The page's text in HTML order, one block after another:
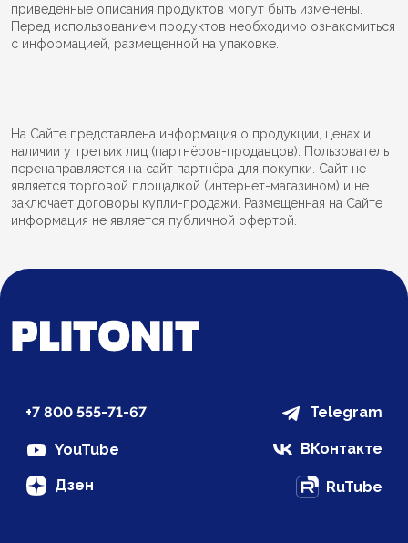
приведенные описания продуктов могут быть изменены.
Перед использованием продуктов необходимо ознакомиться
с информацией, размещенной на упаковке.
На Сайте представлена информация о продукции, ценах и
наличии у третьих лиц (партнёров-продавцов). Пользователь
перенаправляется на сайт партнёра для покупки. Сайт не
является торговой площадкой (интернет-магазином) и не
заключает договоры купли-продажи. Размещенная на Сайте
информация не является публичной офертой.
+7 800 555-71-67 Telegram
YouTube ВКонтакте
Дзен RuTube